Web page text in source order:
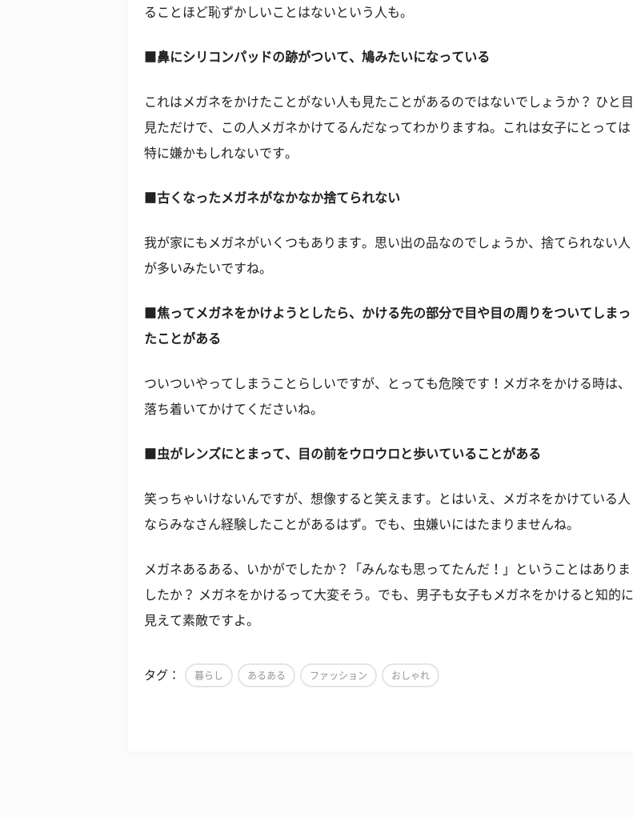
ることほど恥ずかしいことはないという人も。
鼻にシリコンパッドの跡がついて、鳩みたいになっている
これはメガネをかけたことがない人も見たことがあるのではないでしょうか？ ひと目
見ただけで、この人メガネかけてるんだなってわかりますね。これは女子にとっては
特に嫌かもしれないです。
古くなったメガネがなかなか捨てられない
我が家にもメガネがいくつもあります。思い出の品なのでしょうか、捨てられない人
が多いみたいですね。
焦ってメガネをかけようとしたら、かける先の部分で目や目の周りをついてしまっ
たことがある
ついついやってしまうことらしいですが、とっても危険です！メガネをかける時は、
落ち着いてかけてくださいね。
虫がレンズにとまって、目の前をウロウロと歩いていることがある
笑っちゃいけないんですが、想像すると笑えます。とはいえ、メガネをかけている人
ならみなさん経験したことがあるはず。でも、虫嫌いにはたまりませんね。
メガネあるある、いかがでしたか？「みんなも思ってたんだ！」ということはありま
したか？ メガネをかけるって大変そう。でも、男子も女子もメガネをかけると知的に
見えて素敵ですよ。
タグ： 暮らし あるある ファッション おしゃれ